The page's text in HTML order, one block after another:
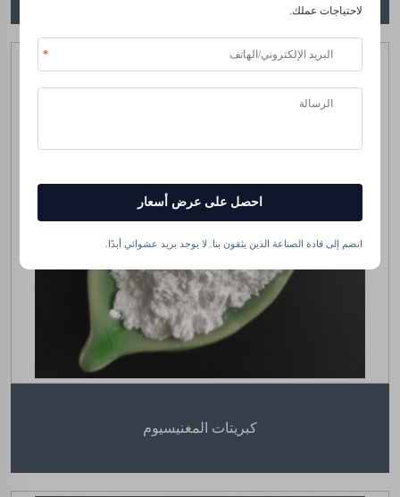
كبريتات المغنيسيوم
لاحتياجات عملك.
احصل على عرض أسعار
انضم إلى قادة الصناعة الذين يثقون بنا. لا يوجد بريد عشوائي أبدًا.